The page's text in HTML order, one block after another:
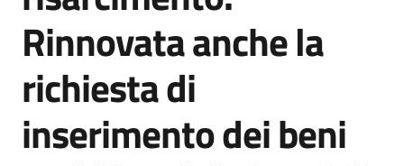
Rinnovata anche la
richiesta di
inserimento dei beni